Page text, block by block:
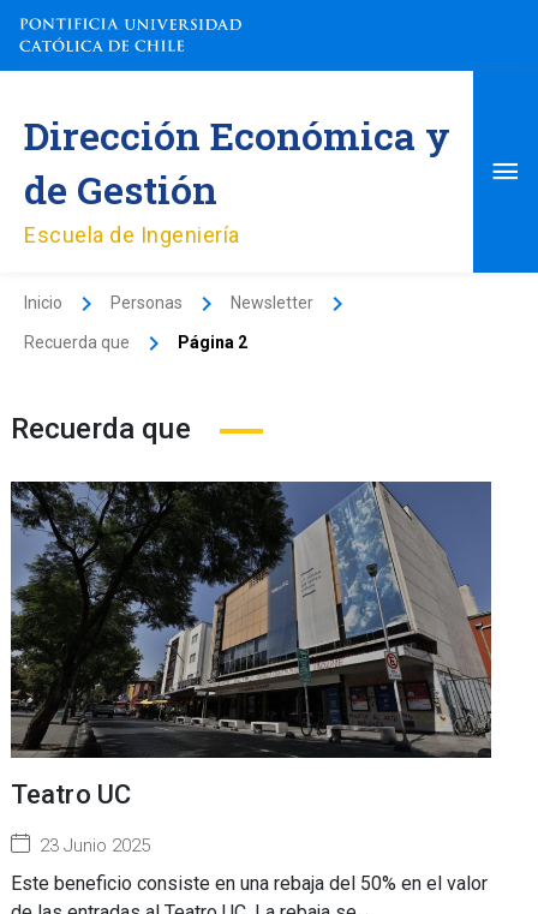
contenido
Dirección Económica y
de Gestión
Escuela de Ingeniería
Inicio Personas Newsletter
Recuerda que Página 2
Recuerda que
Teatro UC
23 Junio 2025
Este beneficio consiste en una rebaja del 50% en el valor